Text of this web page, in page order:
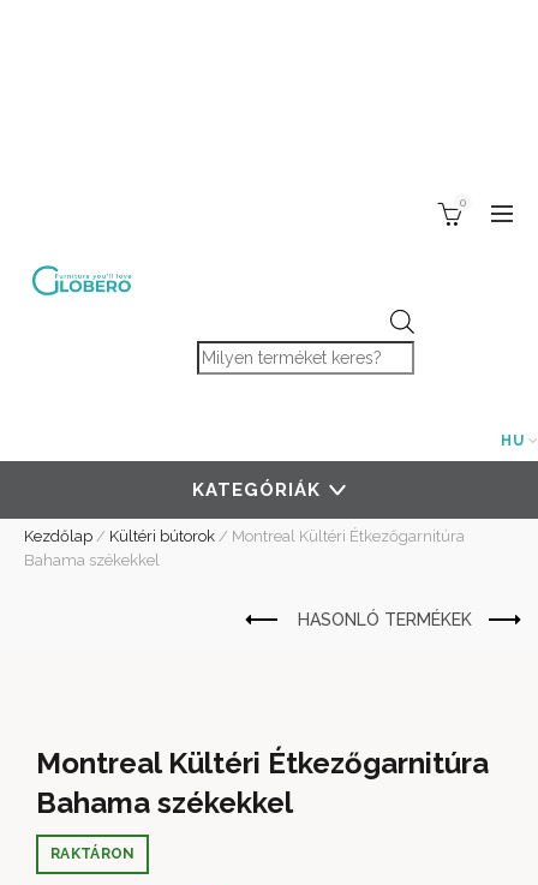
Products search
0
HU
KATEGÓRIÁK
Kezdőlap / Kültéri bútorok / Montreal Kültéri Étkezőgarnitúra
Bahama székekkel
Montreal Kültéri Étkezőgarnitúra
Bahama székekkel
RAKTÁRON